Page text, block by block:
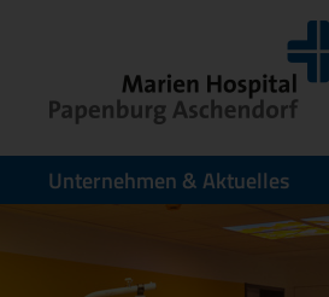
Unternehmen & Aktuelles